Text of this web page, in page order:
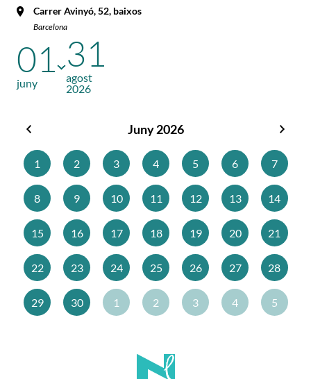
Carrer Avinyó, 52, baixos
Barcelona
01
juny
31
agost
2026
Juny 2026
1
2 3 4 5 6 7
8 9 10 11 12 13 14
15 16 17 18 19 20 21
22 23 24 25 26 27 28
29 30 1 2 3 4 5